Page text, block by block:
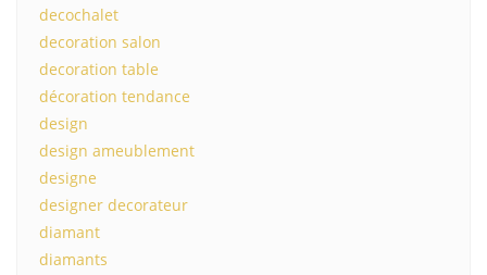
decochalet
decoration salon
decoration table
décoration tendance
design
design ameublement
designe
designer decorateur
diamant
diamants